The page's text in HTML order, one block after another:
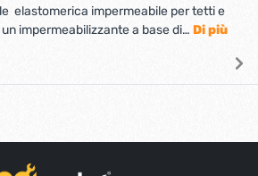
elastomerica impermeabile per tetti e
impermeabilizzante a base di… Di più